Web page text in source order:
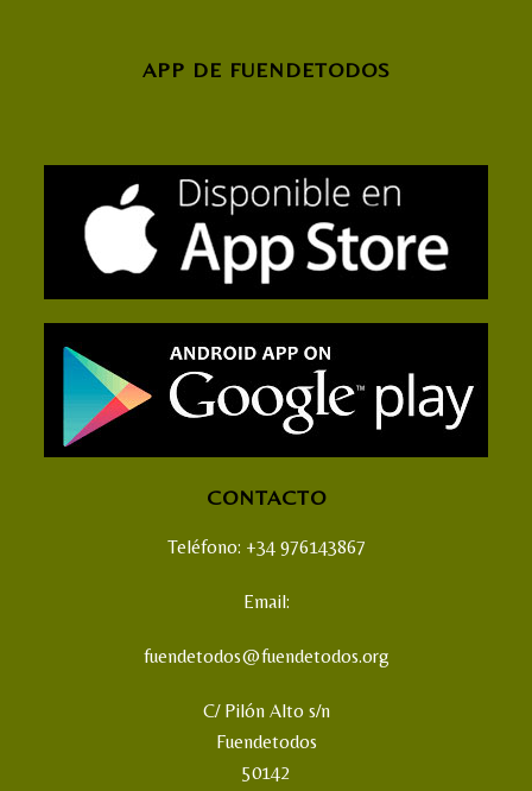
APP DE FUENDETODOS
CONTACTO
Teléfono: +34 976143867
Email:
fuendetodos@fuendetodos.org
C/ Pilón Alto s/n
Fuendetodos
50142